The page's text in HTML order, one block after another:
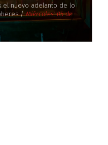
el nuevo adelanto de lo
/Miércoles, 05 de